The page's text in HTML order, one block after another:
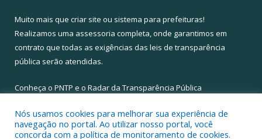
Muito mais que criar site ou sistema para prefeituras!
Realizamos uma assessoria completa, onde garantimos em
contrato que todas as exigências das leis de transparência
pública serão atendidas.
Conheça o PNTP e o Radar da Transparência Pública
Nós usamos cookies para melhorar sua experiência de
navegação no portal. Ao utilizar nosso portal, você
concorda com a política de monitoramento de cookies.